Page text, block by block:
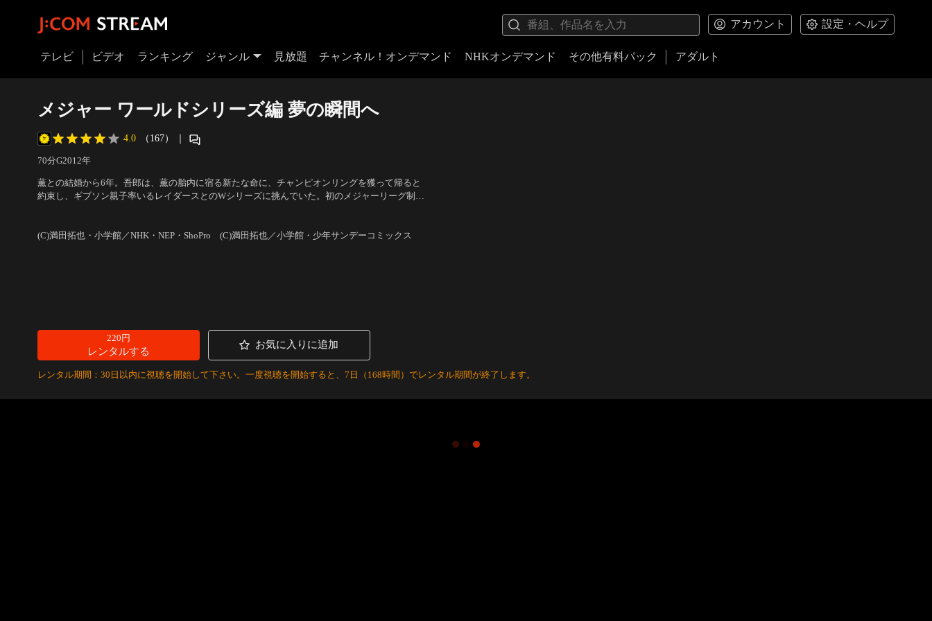
アカウント 設定・ヘルプ
テレビ ビデオ ランキング ジャンル 見放題 チャンネル！オンデマンド NHKオンデマンド その他有料パック アダルト
メジャー ワールドシリーズ編 夢の瞬間へ
4.0 （167） ｜
70分G2012年
薫との結婚から6年。吾郎は、薫の胎内に宿る新たな命に、チャンピオンリングを獲って帰ると
約束し、ギブソン親子率いるレイダースとのWシリーズに挑んでいた。初のメジャーリーグ制覇
(C)満田拓也・小学館／NHK・NEP・ShoPro (C)満田拓也／小学館・少年サンデーコミックス
220円
レンタルする
お気に入りに追加
レンタル期間：30日以内に視聴を開始して下さい。一度視聴を開始すると、7日（168時間）でレンタル期間が終了します。